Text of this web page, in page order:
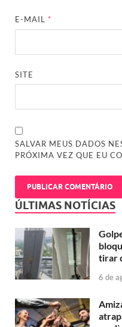
E-MAIL*
SITE
SALVAR MEUS DADOS
PRÓXIMA VEZ QUE EU
ÚLTIMAS NOTÍCIAS
tirar
6 de